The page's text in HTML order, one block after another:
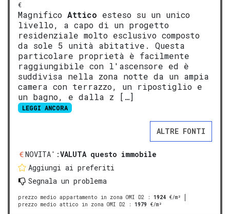
€
Magnifico Attico esteso su un unico
livello, a capo di un progetto
residenziale molto esclusivo composto
da sole 5 unità abitative. Questa
particolare proprietà è facilmente
raggiungibile con l'ascensore ed è
suddivisa nella zona notte da un ampia
camera con terrazzo, un ripostiglio e
un bagno, e dalla z […]
LEGGI ANCORA
ALTRE FONTI
NOVITA':VALUTA questo immobile
Aggiungi ai preferiti
Segnala un problema
prezzo medio appartamento in zona OMI D2 : 1924 €/m²
prezzo medio attico in zona OMI D2 : 1979 €/m²